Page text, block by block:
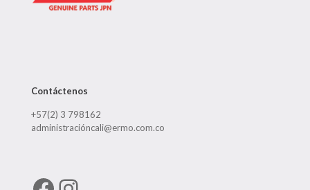
Contáctenos
+57(2) 3 798162
administracióncali@ermo.com.co